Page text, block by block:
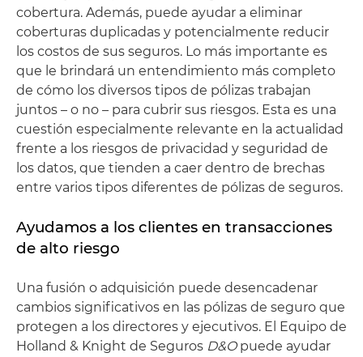
cobertura. Además, puede ayudar a eliminar
coberturas duplicadas y potencialmente reducir
los costos de sus seguros. Lo más importante es
que le brindará un entendimiento más completo
de cómo los diversos tipos de pólizas trabajan
juntos – o no – para cubrir sus riesgos. Esta es una
cuestión especialmente relevante en la actualidad
frente a los riesgos de privacidad y seguridad de
los datos, que tienden a caer dentro de brechas
entre varios tipos diferentes de pólizas de seguros.
Ayudamos a los clientes en transacciones
de alto riesgo
Una fusión o adquisición puede desencadenar
cambios significativos en las pólizas de seguro que
protegen a los directores y ejecutivos. El Equipo de
Holland & Knight de Seguros D&Opuede ayudar